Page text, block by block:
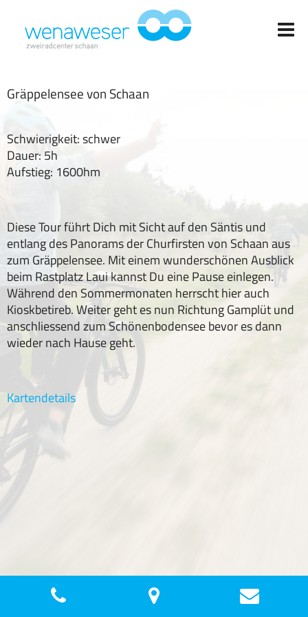
Gräppelensee von Schaan
Schwierigkeit: schwer
Dauer: 5h
Aufstieg: 1600hm
Diese Tour führt Dich mit Sicht auf den Säntis und
entlang des Panorams der Churfirsten von Schaan aus
zum Gräppelensee. Mit einem wunderschönen Ausblick
beim Rastplatz Laui kannst Du eine Pause einlegen.
Während den Sommermonaten herrscht hier auch
Kioskbetireb. Weiter geht es nun Richtung Gamplüt und
anschliessend zum Schönenbodensee bevor es dann
wieder nach Hause geht.
Kartendetails